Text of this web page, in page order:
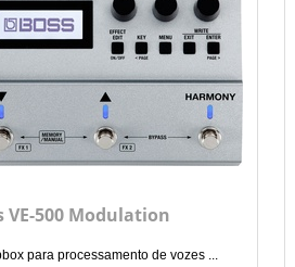
VE-500 Modulation
para processamento de vozes ...